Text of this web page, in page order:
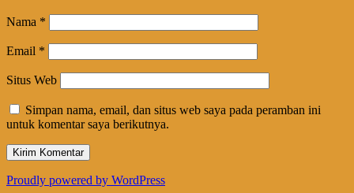
Nama *
Email *
Situs Web
Simpan nama, email, dan situs web saya pada peramban ini
untuk komentar saya berikutnya.
Proudly powered by WordPress